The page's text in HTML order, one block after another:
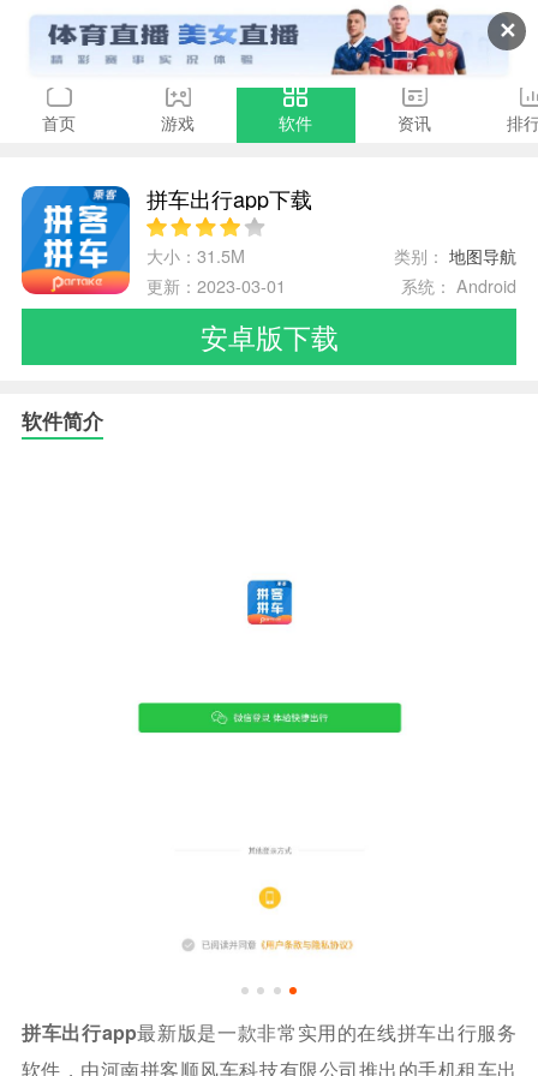
✕
首页 游戏 软件 资讯 排
拼车出行app下载
大小：31.5M 类别：地图导航
更新：2023-03-01
系统： Android
安卓版下载
软件简介
拼车出行app最新版是一款非常实用的在线拼车出行服务
软件，由河南拼客顺风车科技有限公司推出的手机租车出